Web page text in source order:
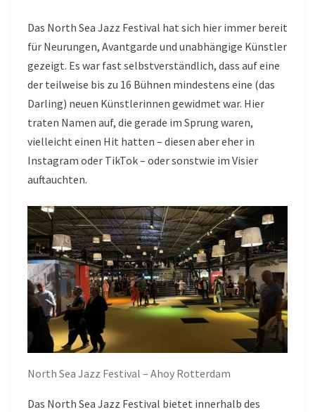
Das North Sea Jazz Festival hat sich hier immer bereit
für Neurungen, Avantgarde und unabhängige Künstler
gezeigt. Es war fast selbstverständlich, dass auf eine
der teilweise bis zu 16 Bühnen mindestens eine (das
Darling) neuen Künstlerinnen gewidmet war. Hier
traten Namen auf, die gerade im Sprung waren,
vielleicht einen Hit hatten – diesen aber eher in
Instagram oder TikTok – oder sonstwie im Visier
auftauchten.
North Sea Jazz Festival – Ahoy Rotterdam
Das North Sea Jazz Festival bietet innerhalb des